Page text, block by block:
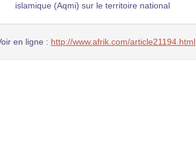
islamique (Aqmi) sur le territoire national
en ligne : http://www.afrik.com/article21194.html